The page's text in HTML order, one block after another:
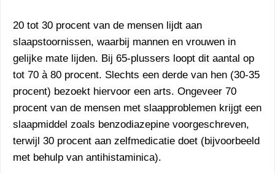
20 tot 30 procent van de mensen lijdt aan
slaapstoornissen, waarbij mannen en vrouwen in
gelijke mate lijden. Bij 65-plussers loopt dit aantal op
tot 70 à 80 procent. Slechts een derde van hen (30-35
procent) bezoekt hiervoor een arts. Ongeveer 70
procent van de mensen met slaapproblemen krijgt een
slaapmiddel zoals benzodiazepine voorgeschreven,
terwijl 30 procent aan zelfmedicatie doet (bijvoorbeeld
met behulp van antihistaminica).